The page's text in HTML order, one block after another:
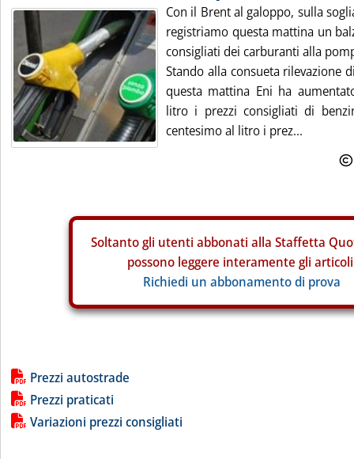
Con il Brent al galoppo, sulla
registriamo questa mattina un
consigliati dei carburanti alla
Stando alla consueta rilevazione
questa mattina Eni ha
litro i prezzi consigliati di
centesimo al litro i prez...
Soltanto gli utenti abbonati alla Staffetta
possono leggere interamente gli
Richiedi un abbonamento di prova
Lista allegati PDF alla notizia
Prezzi autostrade
Prezzi praticati
Variazioni prezzi consigliati